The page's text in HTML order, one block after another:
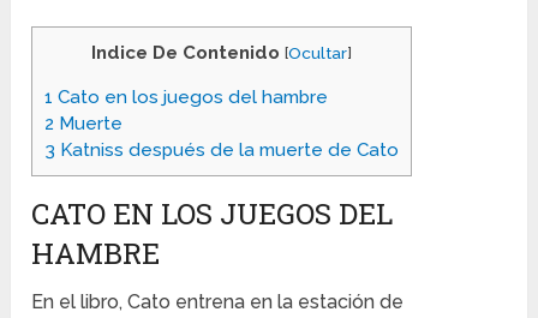
Indice De Contenido [Ocultar]
1 Cato en los juegos del hambre
2 Muerte
3 Katniss después de la muerte de Cato
CATO EN LOS JUEGOS DEL
HAMBRE
En el libro, Cato entrena en la estación de